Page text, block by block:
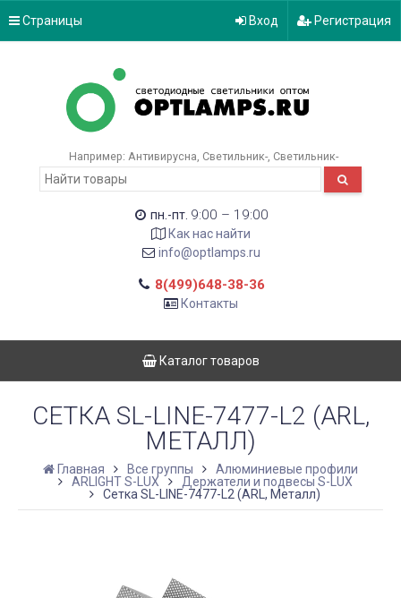
Страницы Вход Регистрация
Например: Антивирусна Светильник- Светильник-
пн.-пт. 9:00 – 19:00
Как нас найти
info@optlamps.ru
8(499)648-38-36
Контакты
Каталог товаров
СЕТКА SL-LINE-7477-L2 (ARL,
МЕТАЛЛ)
Главная Все группы
Алюминиевые профили
ARLIGHT S-LUX
Держатели и подвесы S-LUX
Сетка SL-LINE-7477-L2 (ARL, Металл)